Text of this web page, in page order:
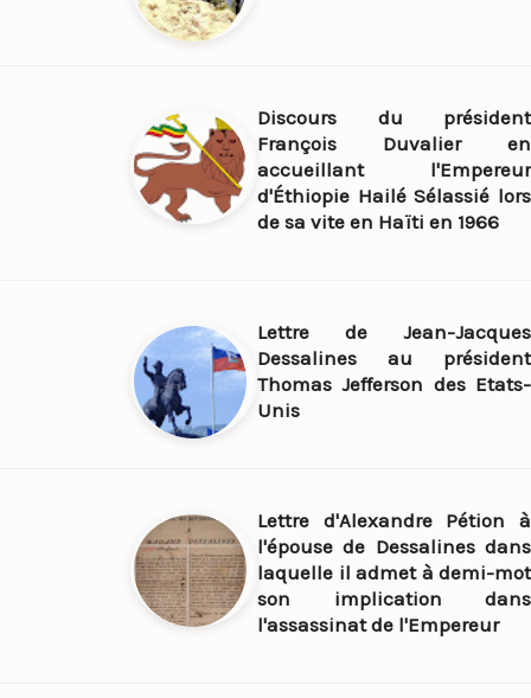
Discours du président
François Duvalier en
accueillant l'Empereur
d'Éthiopie Hailé Sélassié lors
de sa vite en Haïti en 1966
Lettre de Jean-Jacques
Dessalines au président
Thomas Jefferson des Etats-
Unis
Lettre d'Alexandre Pétion à
l'épouse de Dessalines dans
laquelle il admet à demi-mot
son implication dans
l'assassinat de l'Empereur